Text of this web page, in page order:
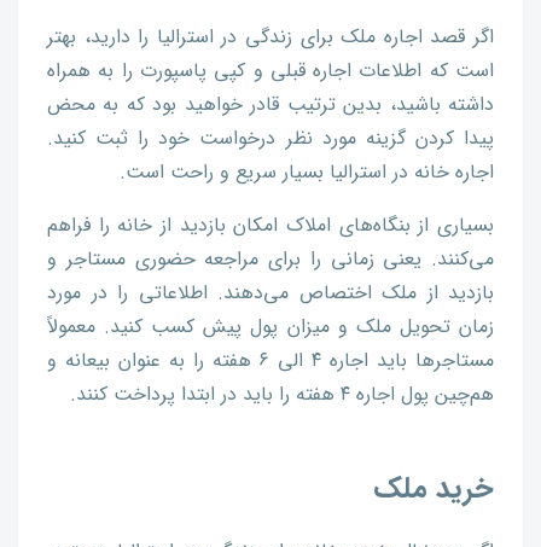
اگر قصد اجاره ملک برای زندگی در استرالیا را دارید، بهتر
است که اطلاعات اجاره قبلی و کپی پاسپورت را به همراه
داشته باشید، بدین ترتیب قادر خواهید بود که به محض
پیدا کردن گزینه مورد نظر درخواست خود را ثبت کنید.
اجاره خانه در استرالیا بسیار سریع و راحت است.
بسیاری از بنگاه‌های املاک امکان بازدید از خانه را فراهم
می‌کنند. یعنی زمانی را برای مراجعه حضوری مستاجر و
بازدید از ملک اختصاص می‌دهند. اطلاعاتی را در مورد
زمان تحویل ملک و میزان پول پیش کسب کنید. معمولاً
مستاجرها باید اجاره ۴ الی ۶ هفته را به عنوان بیعانه و
هم‌چین پول اجاره ۴ هفته را باید در ابتدا پرداخت کنند.
خرید ملک